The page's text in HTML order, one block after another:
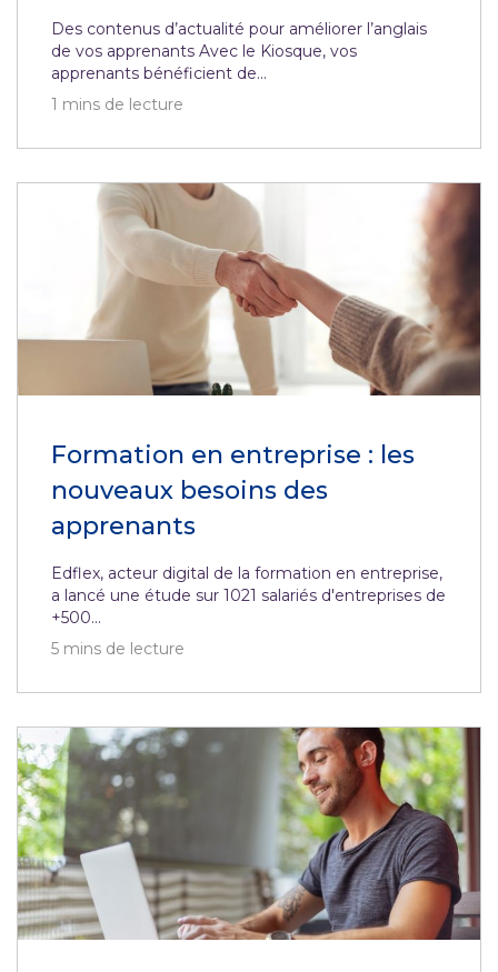
Des contenus d’actualité pour améliorer l’anglais
de vos apprenants Avec le Kiosque, vos
apprenants bénéficient de...
1 mins de lecture
Formation en entreprise : les
nouveaux besoins des
apprenants
Edflex, acteur digital de la formation en entreprise,
a lancé une étude sur 1021 salariés d'entreprises de
+500...
5 mins de lecture